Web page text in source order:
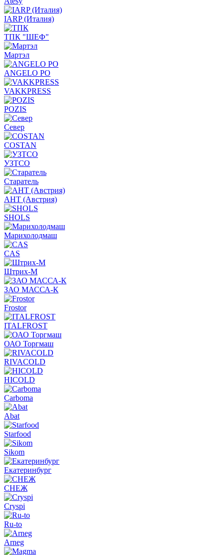
IARP (Италия)
ТПК "ШЕФ"
Мартэл
ANGELO PO
VAKKPRESS
POZIS
Север
COSTAN
УЗТСО
Старатель
АНТ (Австрия)
SHOLS
Марихолодмаш
CAS
Штрих-М
ЗАО МАССА-К
Frostor
ITALFROST
ОАО Торгмаш
RIVACOLD
HICOLD
Carboma
Abat
Starfood
Sikom
Екатеринбург
СНЕЖ
Cryspi
Ru-to
Arneg